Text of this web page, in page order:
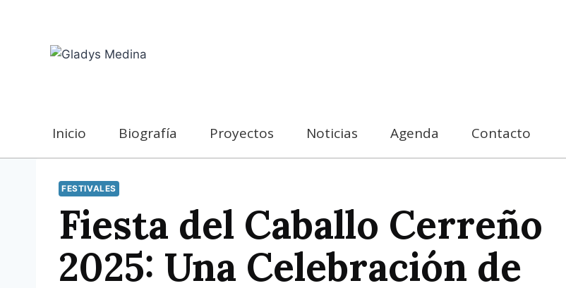
Inicio Biografía Proyectos Noticias Agenda Contacto
FESTIVALES
Fiesta del Caballo Cerreño
2025: Una Celebración de